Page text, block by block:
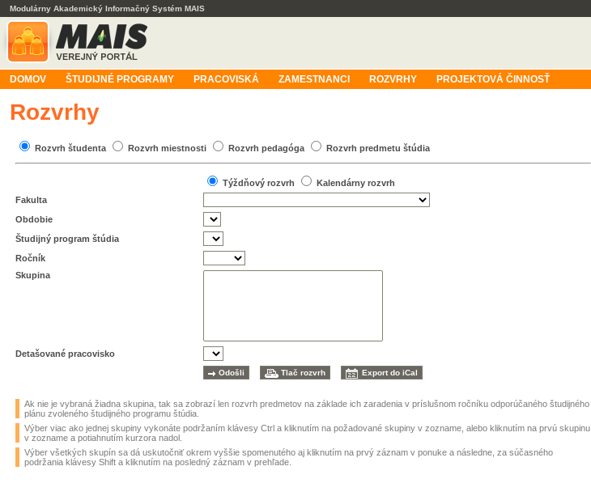
Modulárny Akademický Informačný Systém MAIS
DOMOV ŠTUDIJNÉ PROGRAMY PRACOVISKÁ ZAMESTNANCI ROZVRHY PROJEKTOVÁ ČINNOSŤ
Rozvrhy
Rozvrh študenta Rozvrh miestnosti Rozvrh pedagóga Rozvrh predmetu štúdia
Týždňový rozvrh
Kalendárny rozvrh
Fakulta
Obdobie
Študijný program štúdia
Ročník
Skupina
Detašované pracovisko
Ak nie je vybraná žiadna skupina, tak sa zobrazí len rozvrh predmetov na základe ich zaradenia v príslušnom ročníku odporúčaného študijného
plánu zvoleného študijného programu štúdia.
Výber viac ako jednej skupiny vykonáte podržaním klávesy Ctrl a kliknutím na požadované skupiny v zozname, alebo kliknutím na prvú skupinu
v zozname a potiahnutím kurzora nadol.
Výber všetkých skupín sa dá uskutočniť okrem vyššie spomenutého aj kliknutím na prvý záznam v ponuke a následne, za súčasného
podržania klávesy Shift a kliknutím na posledný záznam v prehľade.